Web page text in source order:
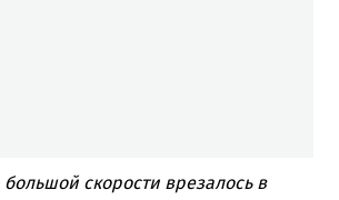
скорости врезалось в